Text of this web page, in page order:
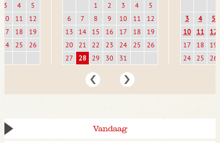
3 4
5
10
11
12
17
18
19
24
25 26
1 2 3 4
5
6
7 8 9 10 11
12
13
14 15 16 17 18
19
20
21 22 23 24 25
26
27
28 29 30 31
3 4
5
10
11
12
17
18
19
24
25 26
Vandaag